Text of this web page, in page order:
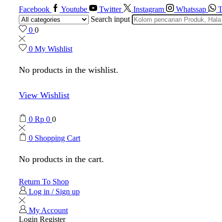
Facebook Youtube Twitter Instagram Whatssap
Search input
0 0
0 My Wishlist
No products in the wishlist.
View Wishlist
0 Rp 0 0
0 Shopping Cart
No products in the cart.
Return To Shop
Log in / Sign up
My Account
Login Register